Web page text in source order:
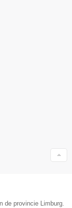
de provincie Limburg.